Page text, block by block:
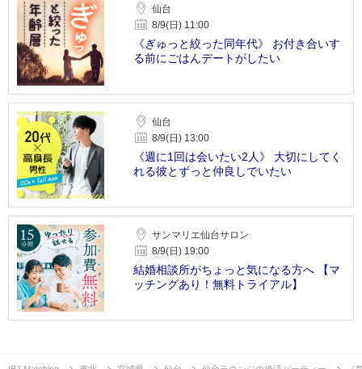
仙台
8/9(日) 11:00
《ぎゅっと絞った同年代》 お付き合いす
る前にごはんデートがしたい
仙台
8/9(日) 13:00
《週に1回は会いたい2人》 大切にしてく
れる彼とずっと仲良しでいたい
サンマリエ仙台サロン
8/9(日) 19:00
結婚相談所がちょっと気になる方へ 【マ
ッチングあり！無料トライアル】